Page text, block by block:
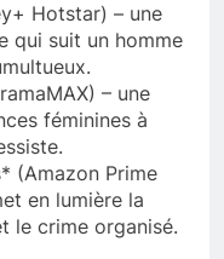
Hotstar) – une
qui suit un homme
– une
féminines à
(Amazon Prime
en lumière la
le crime organisé.